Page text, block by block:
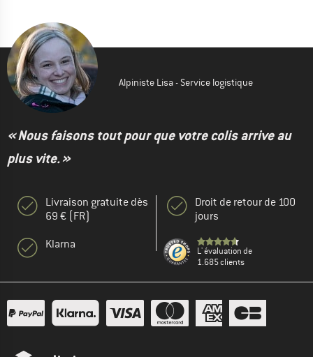
Alpiniste Lisa - Service logistique
« Nous faisons tout pour que votre colis arrive au
plus vite. »
Livraison gratuite dès
69 € (FR)
Klarna
Droit de retour de 100
jours
L' évaluation de
1.685 clients